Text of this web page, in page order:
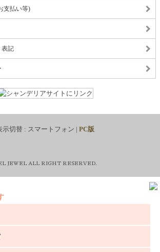
支払い等)
表記
示切替 : スマートフォン | PC版
JEWEL ALL RIGHT RESERVED.